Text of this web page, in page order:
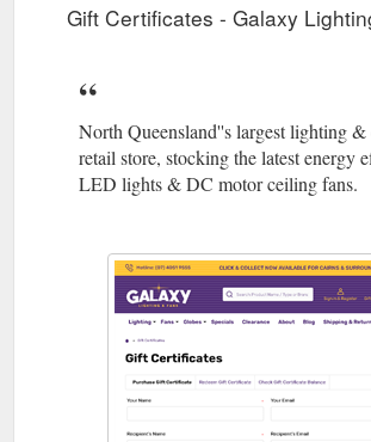
Gift Certificates - Galaxy
North Queensland''s largest lighting
retail store, stocking the latest energy
LED lights & DC motor ceiling fans.